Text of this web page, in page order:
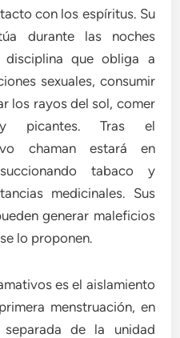
con los espíritus. Su
durante las noches
que obliga a
sexuales, consumir
los rayos del sol, comer
y picantes. Tras el
chaman estará en
tabaco y
medicinales. Sus
generar maleficios
lo proponen.
es el aislamiento
menstruación, en
de la unidad